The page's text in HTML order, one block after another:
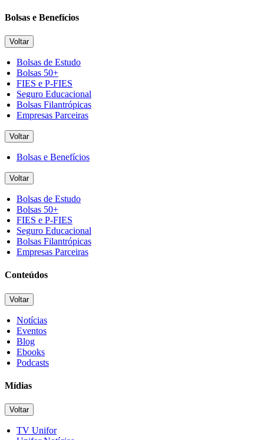
Bolsas e Benefícios
Voltar
Bolsas de Estudo
Bolsas 50+
FIES e P-FIES
Seguro Educacional
Bolsas Filantrópicas
Empresas Parceiras
Voltar
Bolsas e Benefícios
Voltar
Bolsas de Estudo
Bolsas 50+
FIES e P-FIES
Seguro Educacional
Bolsas Filantrópicas
Empresas Parceiras
Conteúdos
Voltar
Notícias
Eventos
Blog
Ebooks
Podcasts
Mídias
Voltar
TV Unifor